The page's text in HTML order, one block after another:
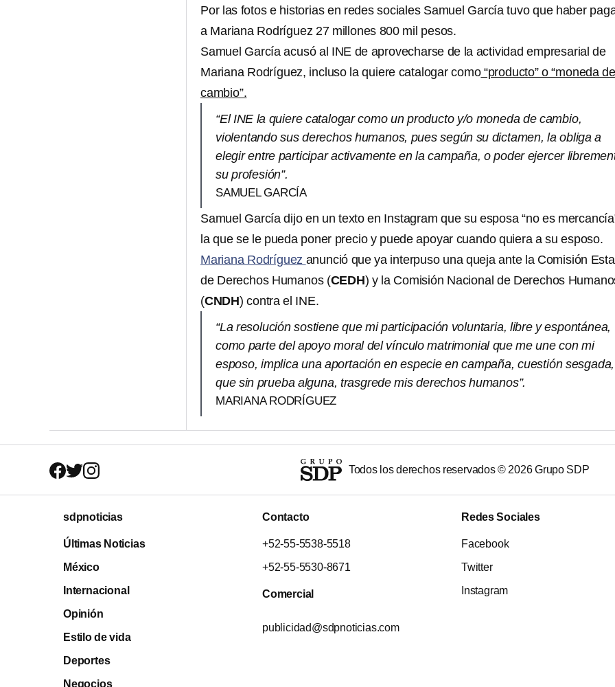
Por las fotos e historias en redes sociales Samuel García tuvo que haber
a Mariana Rodríguez 27 millones 800 mil pesos.
Samuel García acusó al INE de aprovecharse de la actividad empresarial de
Mariana Rodríguez, incluso la quiere catalogar como“producto” o “moneda
cambio”.
“El INE la quiere catalogar como un producto y/o moneda de cambio,
violentando sus derechos humanos, pues según su dictamen, la obliga a
elegir entre participar activamente en la campaña, o poder ejercer
su profesión”.
SAMUEL GARCÍA
Samuel García dijo en un texto en Instagram que su esposa “no es
la que se le pueda poner precio y puede apoyar cuando quiera a su esposo.
Mariana Rodríguez anunció que ya interpuso una queja ante la Comisión
de Derechos Humanos (CEDH) y la Comisión Nacional de Derechos
(CNDH) contra el INE.
“La resolución sostiene que mi participación voluntaria, libre y espontánea,
como parte del apoyo moral del vínculo matrimonial que me une con mi
esposo, implica una aportación en especie en campaña, cuestión sesgada,
que sin prueba alguna, trasgrede mis derechos humanos”.
MARIANA RODRÍGUEZ
Todos los derechos reservados © 2026Grupo SDP
sdpnoticias
Últimas Noticias
México
Internacional
Opinión
Estilo de vida
Deportes
Negocios
Contacto
+52-55-5538-5518
+52-55-5530-8671
Comercial
publicidad@sdpnoticias.com
Redes Sociales
Facebook
Twitter
Instagram